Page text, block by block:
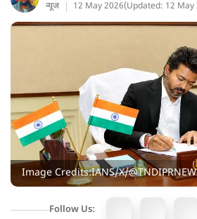
न्यूज 12 May 2026(Updated: 12 May
Image Credits:IANS/X/
Follow Us: